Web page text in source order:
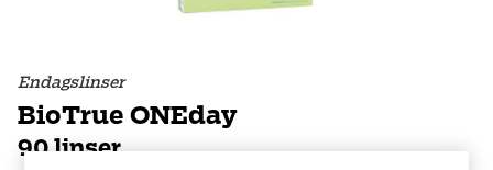
Endagslinser
BioTrue ONEday
90 linser